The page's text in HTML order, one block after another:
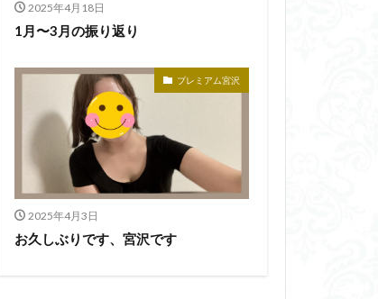
2025年4月18日
1月〜3月の振り返り
プレミアム宮沢
2025年4月3日
お久しぶりです、宮沢です